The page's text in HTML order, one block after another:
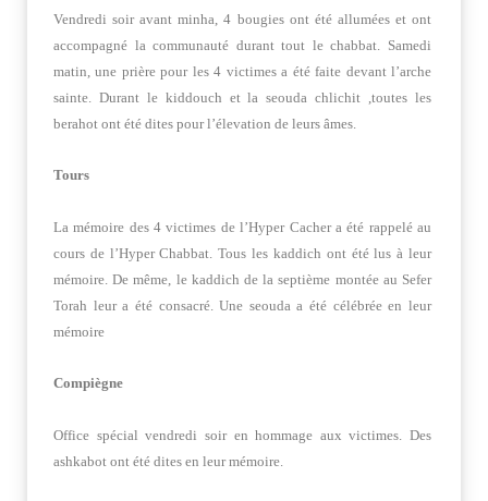
Vendredi soir avant minha, 4 bougies ont été allumées et ont
accompagné la communauté durant tout le chabbat. Samedi
matin, une prière pour les 4 victimes a été faite devant l’arche
sainte. Durant le kiddouch et la seouda chlichit ,toutes les
berahot ont été dites pour l’élevation de leurs âmes.
Tours
La mémoire des 4 victimes de l’Hyper Cacher a été rappelé au
cours de l’Hyper Chabbat. Tous les kaddich ont été lus à leur
mémoire. De même, le kaddich de la septième montée au Sefer
Torah leur a été consacré. Une seouda a été célébrée en leur
mémoire
Compiègne
Office spécial vendredi soir en hommage aux victimes. Des
ashkabot ont été dites en leur mémoire.